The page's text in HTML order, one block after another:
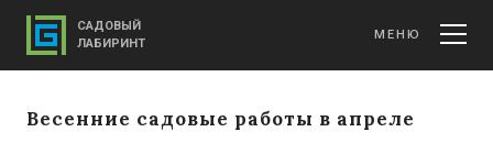
Весенние садовые работы в апреле
САДОВЫЙ
ЛАБИРИНТ
МЕНЮ